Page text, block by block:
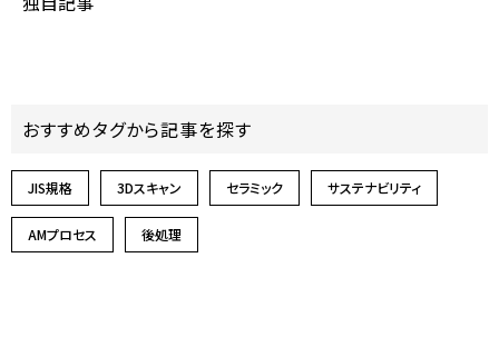
おすすめタグから記事を探す
JIS規格 3Dスキャン セラミック サステナビリティ
AMプロセス 後処理